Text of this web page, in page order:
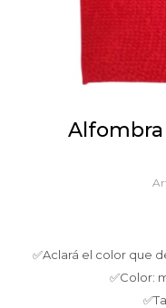
✅Aclará el color que
✅Color: